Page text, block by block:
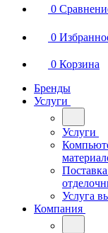
0
0
0 Корзина
Бренды
Услуги
Услуги
Услуга
Компания